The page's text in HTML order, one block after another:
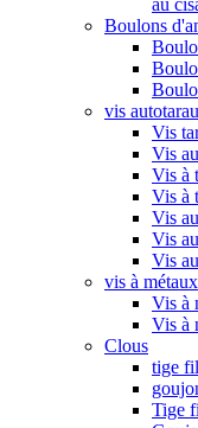
au
Boulons
vis
Vis
Vis
Vis à
Vis à
Vis
Vis
Vis
vis à métaux
Vis à
Vis à
Clous
tige
Tige